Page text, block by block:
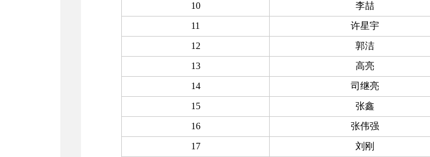
10
李喆
11
许星宇
12
郭洁
13
高亮
14
司继亮
15
张鑫
16
张伟强
17
刘刚